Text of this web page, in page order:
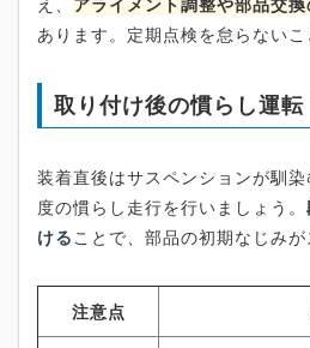
あります。定期点検を怠らないこ
取り付け後の慣らし運転
装着直後はサスペンションが馴
度の慣らし走行を行いましょう。
けることで、部品の初期なじみが
注意点